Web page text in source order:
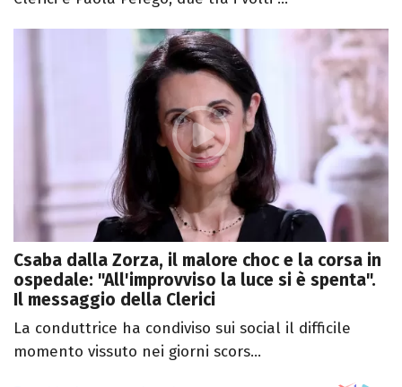
Csaba dalla Zorza, il malore choc e la corsa in
ospedale: "All'improvviso la luce si è spenta".
Il messaggio della Clerici
La conduttrice ha condiviso sui social il difficile
momento vissuto nei giorni scors...